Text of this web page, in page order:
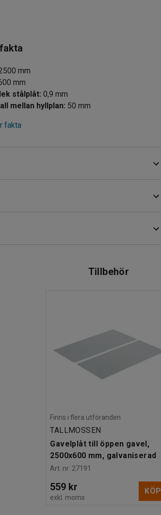
mm
mm
Tjocklek stålplåt: 0,9 mm
mellan hyllplan: 50 mm
fakta
Tillbehör
Finns i flera utföranden
TALLMOSSEN
Gavelplåt till öppen gavel,
2500x600 mm, galvaniserad
Art. nr: 27191
559 kr
exkl. moms
KÖP